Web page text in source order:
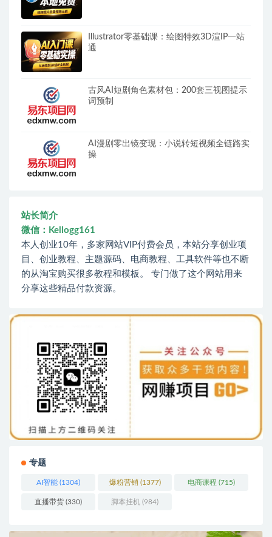
Illustrator零基础课：绘图特效3D渲IP一站
通
古风AI短剧角色素材包：200套三视图提示
词预制
AI漫剧零出镜变现：小说转短视频全链路实
操
站长简介
微信：Kellogg161
本人创业10年，多家网站VIP付费会员，本站分享创业项
目、创业教程、主题源码、电商教程、工具软件等也不断
的从淘宝购买很多教程和模板。 专门做了这个网站用来
分享这些精品付款资源。
专题
AI智能 (1304) 爆粉营销 (1377) 电商课程 (715)
直播带货 (330) 脚本挂机 (984)